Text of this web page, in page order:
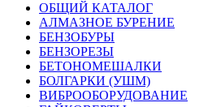
ОБЩИЙ КАТАЛОГ
АЛМАЗНОЕ БУРЕНИЕ
БЕНЗОБУРЫ
БЕНЗОРЕЗЫ
БЕТОНОМЕШАЛКИ
БОЛГАРКИ (УШМ)
ВИБРООБОРУДОВАНИЕ